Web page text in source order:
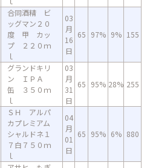
合同酒精 ビ
ッグマン２０
度 甲 カッ
プ ２２０ｍ
ｌ
03
月
16
日
65 97% 9% 155
グランドキリ
ン ＩＰＡ
缶 ３５０ｍ
ｌ
03
月
31
日
65 95% 28% 255
ＳＨ アルパ
カプレミアム
シャルドネ１
７白７５０ｍ
ｌ
04
月
01
日
65 95% 6% 880